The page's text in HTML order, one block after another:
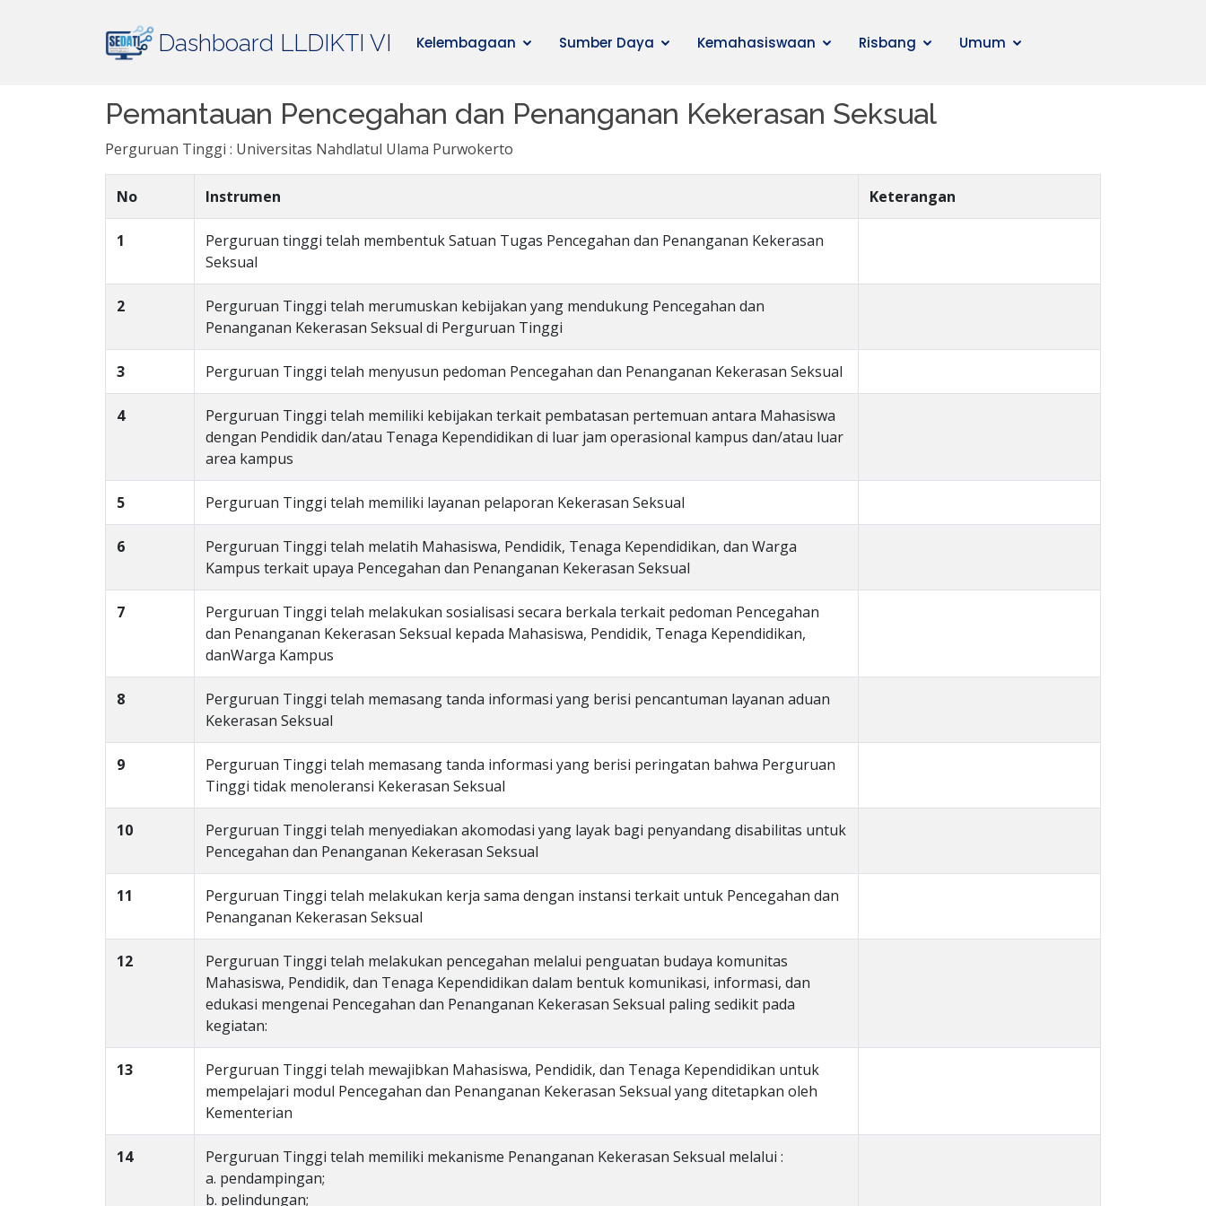
Dashboard LLDIKTI VI Kelembagaan Sumber Daya Kemahasiswaan Risbang Umum
Pemantauan Pencegahan dan Penanganan Kekerasan Seksual
Perguruan Tinggi : Universitas Nahdlatul Ulama Purwokerto
No Instrumen Keterangan
1
Perguruan tinggi telah membentuk Satuan Tugas Pencegahan dan Penanganan Kekerasan
Seksual
2
Perguruan Tinggi telah merumuskan kebijakan yang mendukung Pencegahan dan
Penanganan Kekerasan Seksual di Perguruan Tinggi
3 Perguruan Tinggi telah menyusun pedoman Pencegahan dan Penanganan Kekerasan Seksual
4
Perguruan Tinggi telah memiliki kebijakan terkait pembatasan pertemuan antara Mahasiswa
dengan Pendidik dan/atau Tenaga Kependidikan di luar jam operasional kampus dan/atau luar
area kampus
5 Perguruan Tinggi telah memiliki layanan pelaporan Kekerasan Seksual
6
Perguruan Tinggi telah melatih Mahasiswa, Pendidik, Tenaga Kependidikan, dan Warga
Kampus terkait upaya Pencegahan dan Penanganan Kekerasan Seksual
7
Perguruan Tinggi telah melakukan sosialisasi secara berkala terkait pedoman Pencegahan
dan Penanganan Kekerasan Seksual kepada Mahasiswa, Pendidik, Tenaga Kependidikan,
danWarga Kampus
8
Perguruan Tinggi telah memasang tanda informasi yang berisi pencantuman layanan aduan
Kekerasan Seksual
9
Perguruan Tinggi telah memasang tanda informasi yang berisi peringatan bahwa Perguruan
Tinggi tidak menoleransi Kekerasan Seksual
10
Perguruan Tinggi telah menyediakan akomodasi yang layak bagi penyandang disabilitas untuk
Pencegahan dan Penanganan Kekerasan Seksual
11
Perguruan Tinggi telah melakukan kerja sama dengan instansi terkait untuk Pencegahan dan
Penanganan Kekerasan Seksual
12
Perguruan Tinggi telah melakukan pencegahan melalui penguatan budaya komunitas
Mahasiswa, Pendidik, dan Tenaga Kependidikan dalam bentuk komunikasi, informasi, dan
edukasi mengenai Pencegahan dan Penanganan Kekerasan Seksual paling sedikit pada
kegiatan:
13
Perguruan Tinggi telah mewajibkan Mahasiswa, Pendidik, dan Tenaga Kependidikan untuk
mempelajari modul Pencegahan dan Penanganan Kekerasan Seksual yang ditetapkan oleh
Kementerian
14
Perguruan Tinggi telah memiliki mekanisme Penanganan Kekerasan Seksual melalui :
a. pendampingan;
b. pelindungan;